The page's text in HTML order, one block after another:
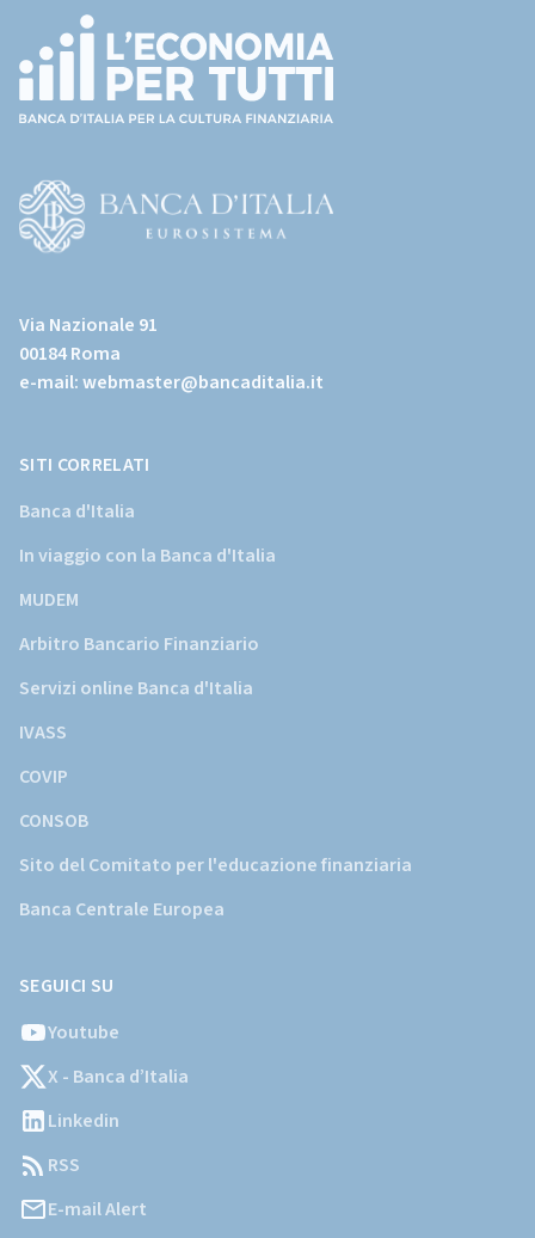
page)
sito
istituzionale
della
Via Nazionale 91
00184 Roma
e-mail:webmaster@bancaditalia.it
SITI CORRELATI
Banca d'Italia
In viaggio con la Banca d'Italia
MUDEM
Arbitro Bancario Finanziario
Servizi online Banca d'Italia
IVASS
COVIP
CONSOB
Sito del Comitato per l'educazione finanziaria
Banca Centrale Europea
SEGUICI SU
Youtube
X - Banca d’Italia
Linkedin
RSS
E-mail Alert